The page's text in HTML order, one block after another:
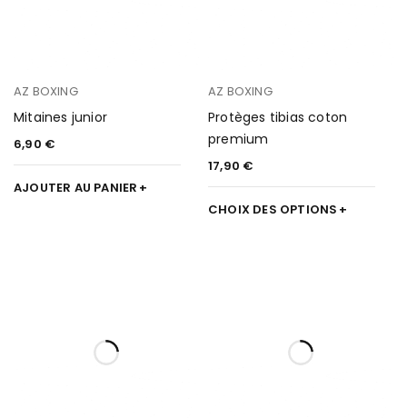
AZ BOXING
Mitaines junior
6,90 €
AJOUTER AU PANIER
AZ BOXING
Protèges tibias coton
premium
17,90 €
CHOIX DES OPTIONS